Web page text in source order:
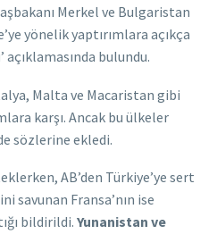
Merkel ve Bulgaristan
yönelik yaptırımlara açıkça
açıklamasında bulundu.
Malta ve Macaristan gibi
karşı. Ancak bu ülkeler
sözlerine ekledi.
AB’den Türkiye’ye sert
savunan Fransa’nın ise
bildirildi. Yunanistan ve